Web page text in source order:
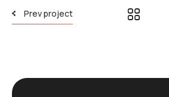
Prev project